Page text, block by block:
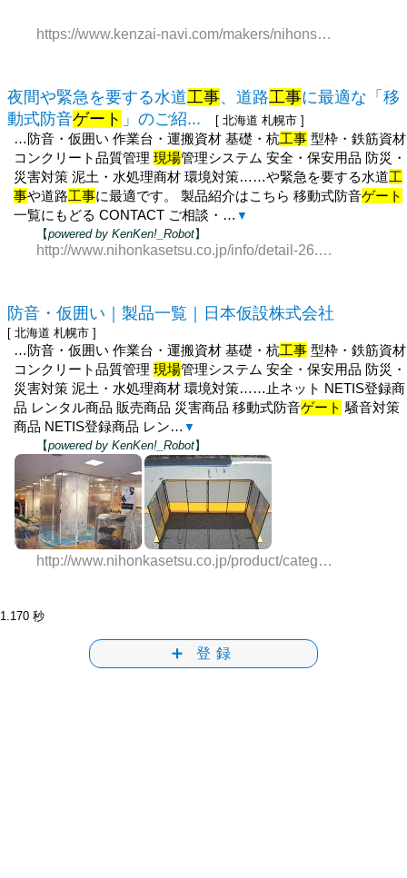
https://www.kenzai-navi.com/makers/nihonsafety/news/11838
夜間や緊急を要する水道工事、道路工事に最適な「移
動式防音ゲート 」のご紹... [ 北海道 札幌市 ]
…防音・仮囲い 作業台・運搬資材 基礎・杭工事 型枠・鉄筋資材
コンクリート品質管理現場管理システム 安全・保安用品 防災・
災害対策 泥土・水処理商材 環境対策……や緊急を要する水道工
事や道路工事に最適です。 製品紹介はこちら 移動式防音ゲート
一覧にもどる CONTACT ご相談・… ▼
【powered by KenKen!_Robot】
http://www.nihonkasetsu.co.jp/info/detail-26.php
防音・仮囲い｜製品一覧｜日本仮設株式会社
[ 北海道 札幌市 ]
…防音・仮囲い 作業台・運搬資材 基礎・杭工事 型枠・鉄筋資材
コンクリート品質管理現場管理システム 安全・保安用品 防災・
災害対策 泥土・水処理商材 環境対策……止ネット NETIS登録商
品 レンタル商品 販売商品 災害商品 移動式防音ゲート 騒音対策
商品 NETIS登録商品 レン… ▼
【powered by KenKen!_Robot】
http://www.nihonkasetsu.co.jp/product/category_6/
1.170 秒
➕ 登録